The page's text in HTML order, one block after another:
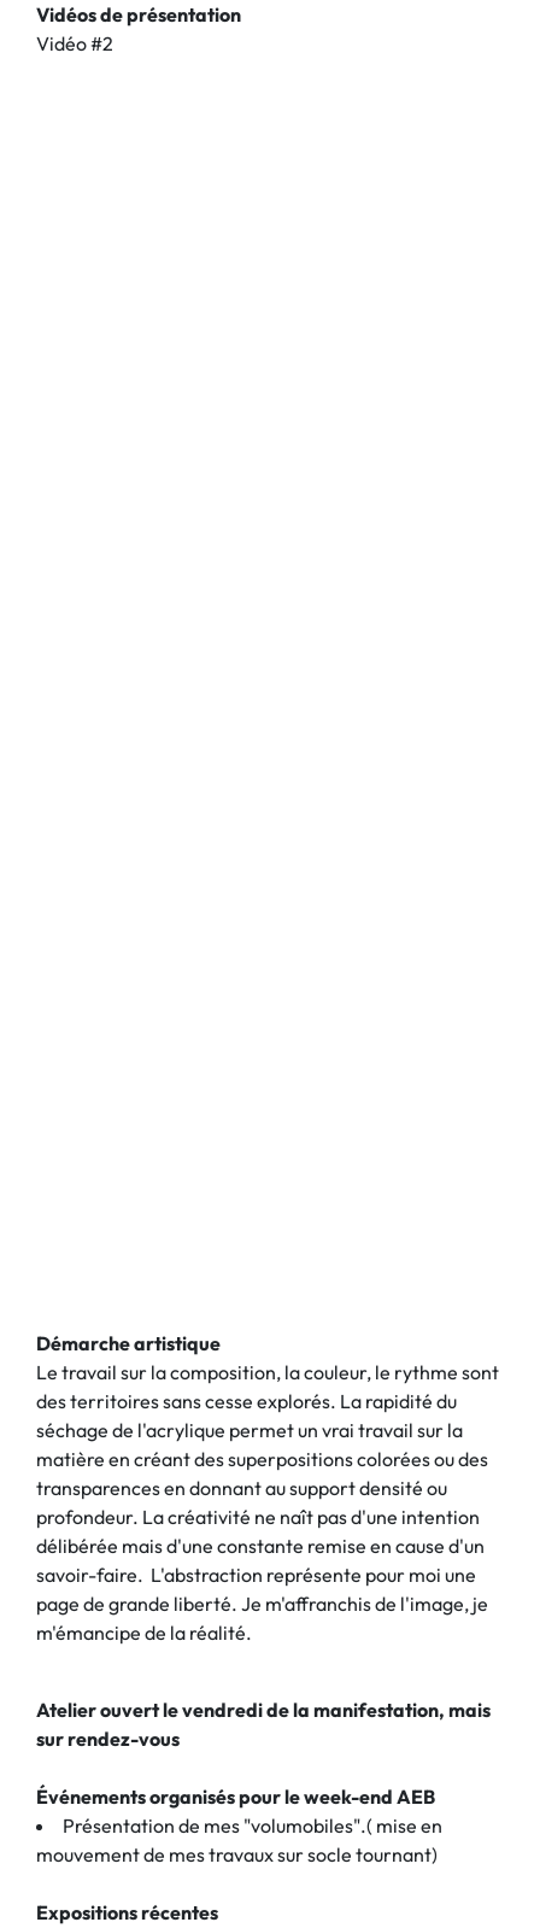
Vidéos de présentation
Vidéo #2
Démarche artistique
Le travail sur la composition, la couleur, le rythme sont
des territoires sans cesse explorés. La rapidité du
séchage de l'acrylique permet un vrai travail sur la
matière en créant des superpositions colorées ou des
transparences en donnant au support densité ou
profondeur. La créativité ne naît pas d'une intention
délibérée mais d'une constante remise en cause d'un
savoir-faire. L'abstraction représente pour moi une
page de grande liberté. Je m'affranchis de l'image, je
m'émancipe de la réalité.
Atelier ouvert le vendredi de la manifestation, mais
sur rendez-vous
Événements organisés pour le week-end AEB
Présentation de mes "volumobiles".( mise en
mouvement de mes travaux sur socle tournant)
Expositions récentes